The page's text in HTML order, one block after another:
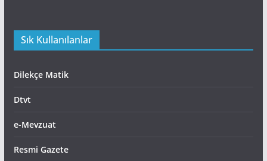
Sık Kullanılanlar
Dilekçe Matik
Dtvt
e-Mevzuat
Resmi Gazete